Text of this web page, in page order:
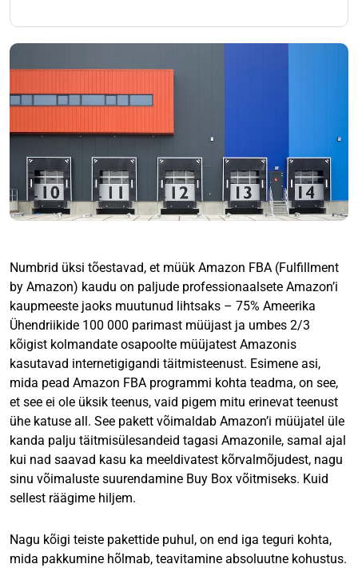
Numbrid üksi tõestavad, et müük Amazon FBA (Fulfillment
by Amazon) kaudu on paljude professionaalsete Amazon’i
kaupmeeste jaoks muutunud lihtsaks – 75% Ameerika
Ühendriikide 100 000 parimast müüjast ja umbes 2/3
kõigist kolmandate osapoolte müüjatest Amazonis
kasutavad internetigigandi täitmisteenust. Esimene asi,
mida pead Amazon FBA programmi kohta teadma, on see,
et see ei ole üksik teenus, vaid pigem mitu erinevat teenust
ühe katuse all. See pakett võimaldab Amazon’i müüjatel üle
kanda palju täitmisülesandeid tagasi Amazonile, samal ajal
kui nad saavad kasu ka meeldivatest kõrvalmõjudest, nagu
sinu võimaluste suurendamine Buy Box võitmiseks. Kuid
sellest räägime hiljem.
Nagu kõigi teiste pakettide puhul, on end iga teguri kohta,
mida pakkumine hõlmab, teavitamine absoluutne kohustus.